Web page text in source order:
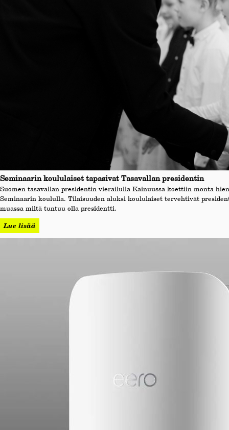
Seminaarin koululaiset tapasivat Tasavallan presidentin
Suomen tasavallan presidentin vierailulla Kainuussa koettiin monta
Seminaarin koululla. Tilaisuuden aluksi koululaiset tervehtivät
muassa miltä tuntuu olla presidentti.
Lue lisää